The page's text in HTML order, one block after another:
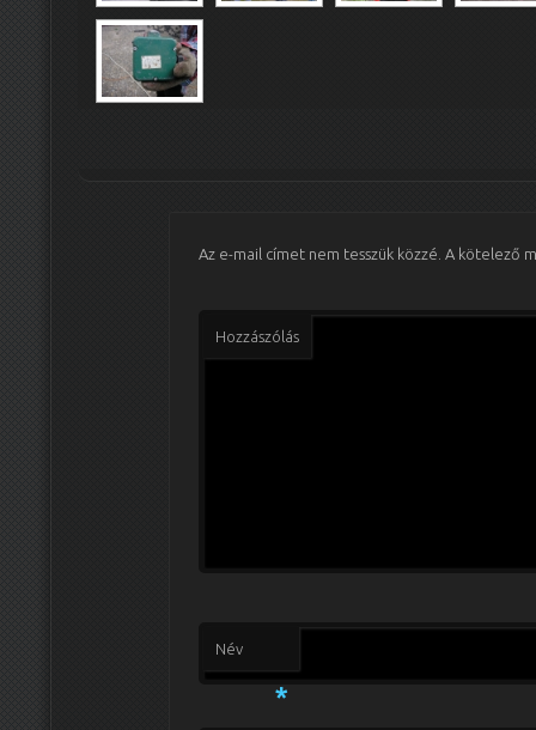
Az e-mail címet nem tesszük közzé. A kötelező
Hozzászólás
Név
*